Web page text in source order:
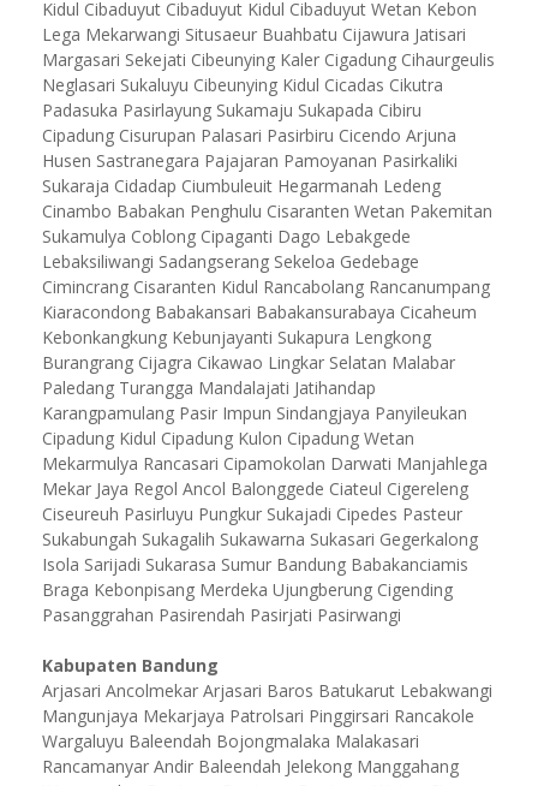
Kidul Cibaduyut Cibaduyut Kidul Cibaduyut Wetan Kebon
Lega Mekarwangi Situsaeur Buahbatu Cijawura Jatisari
Margasari Sekejati Cibeunying Kaler Cigadung Cihaurgeulis
Neglasari Sukaluyu Cibeunying Kidul Cicadas Cikutra
Padasuka Pasirlayung Sukamaju Sukapada Cibiru
Cipadung Cisurupan Palasari Pasirbiru Cicendo Arjuna
Husen Sastranegara Pajajaran Pamoyanan Pasirkaliki
Sukaraja Cidadap Ciumbuleuit Hegarmanah Ledeng
Cinambo Babakan Penghulu Cisaranten Wetan Pakemitan
Sukamulya Coblong Cipaganti Dago Lebakgede
Lebaksiliwangi Sadangserang Sekeloa Gedebage
Cimincrang Cisaranten Kidul Rancabolang Rancanumpang
Kiaracondong Babakansari Babakansurabaya Cicaheum
Kebonkangkung Kebunjayanti Sukapura Lengkong
Burangrang Cijagra Cikawao Lingkar Selatan Malabar
Paledang Turangga Mandalajati Jatihandap
Karangpamulang Pasir Impun Sindangjaya Panyileukan
Cipadung Kidul Cipadung Kulon Cipadung Wetan
Mekarmulya Rancasari Cipamokolan Darwati Manjahlega
Mekar Jaya Regol Ancol Balonggede Ciateul Cigereleng
Ciseureuh Pasirluyu Pungkur Sukajadi Cipedes Pasteur
Sukabungah Sukagalih Sukawarna Sukasari Gegerkalong
Isola Sarijadi Sukarasa Sumur Bandung Babakanciamis
Braga Kebonpisang Merdeka Ujungberung Cigending
Pasanggrahan Pasirendah Pasirjati Pasirwangi
Kabupaten Bandung
Arjasari Ancolmekar Arjasari Baros Batukarut Lebakwangi
Mangunjaya Mekarjaya Patrolsari Pinggirsari Rancakole
Wargaluyu Baleendah Bojongmalaka Malakasari
Rancamanyar Andir Baleendah Jelekong Manggahang